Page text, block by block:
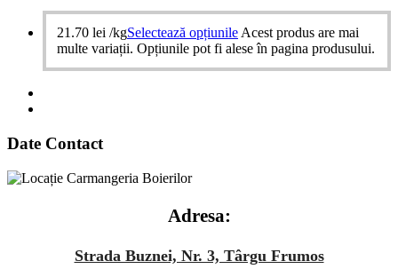
21.70 lei /kgSelectează opțiunileAcest produs are mai
multe variații. Opțiunile pot fi alese în pagina produsului.
Date Contact
Adresa:
Strada Buznei, Nr. 3, Târgu Frumos